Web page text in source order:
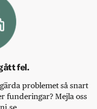
fel.
problemet så snart
funderingar? Mejla oss